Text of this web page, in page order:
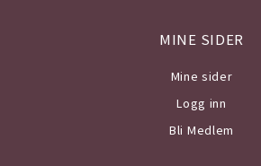
MINE SIDER
Mine sider
Logg inn
Bli Medlem